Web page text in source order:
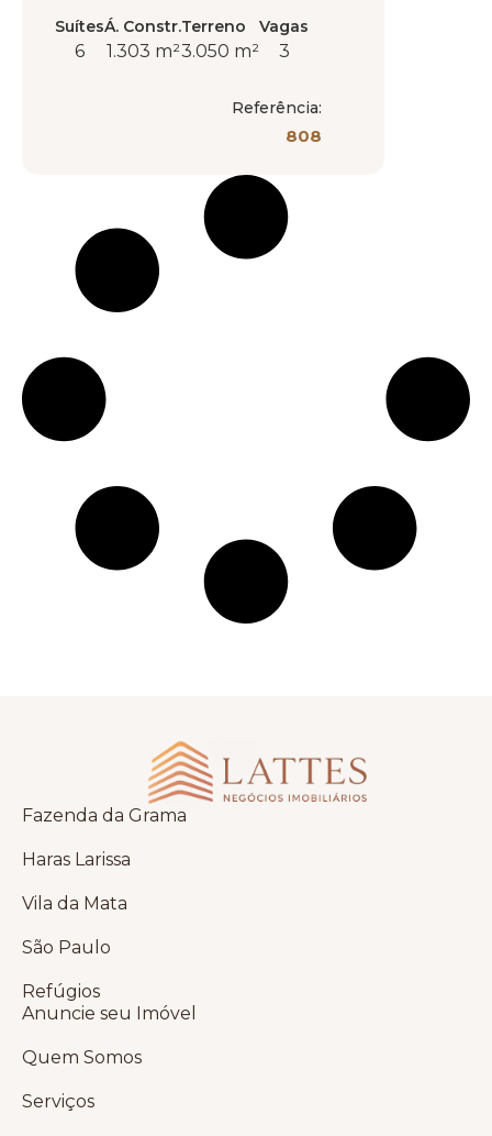
Suítes
6
Á. Constr.
1.303 m²
Terreno
3.050 m²
Vagas
3
Referência:
808
Fazenda da Grama
Haras Larissa
Vila da Mata
São Paulo
Refúgios
Anuncie seu Imóvel
Quem Somos
Serviços